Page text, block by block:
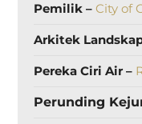
Pemilik – City of
Arkitek
Pereka Ciri Air –
Perunding